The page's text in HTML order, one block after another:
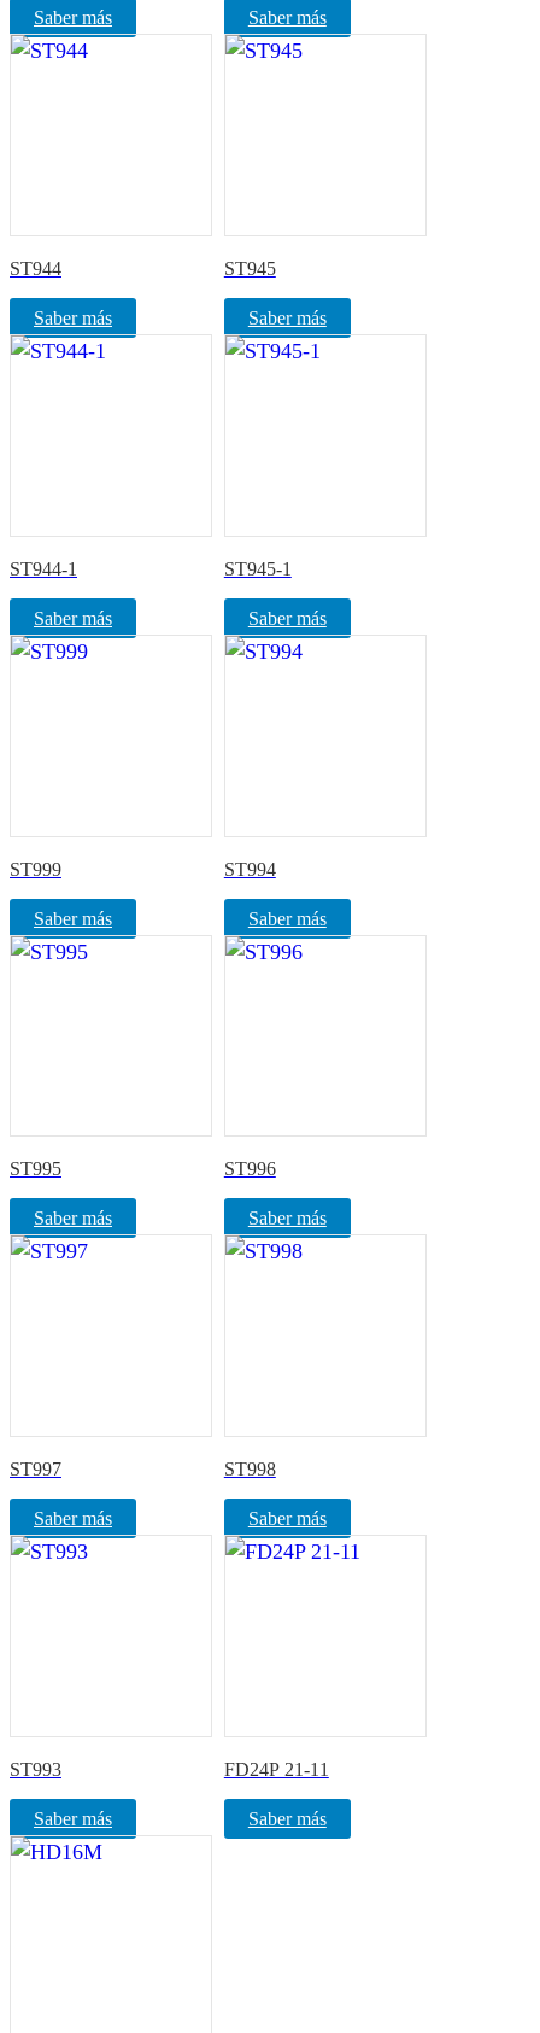
Saber más Saber más
ST944
Saber más
ST945
Saber más
ST944-1
Saber más
ST945-1
Saber más
ST999
Saber más
ST994
Saber más
ST995
Saber más
ST996
Saber más
ST997
Saber más
ST998
Saber más
ST993
Saber más
FD24P 21-11
Saber más